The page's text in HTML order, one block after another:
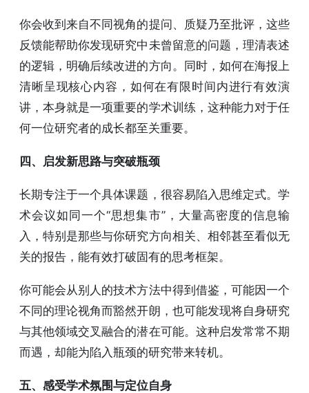
你会收到来自不同视角的提问、质疑乃至批评，这些
反馈能帮助你发现研究中未曾留意的问题，理清表述
的逻辑，明确后续改进的方向。同时，如何在海报上
清晰呈现核心内容，如何在有限时间内进行有效演
讲，本身就是一项重要的学术训练，这种能力对于任
何一位研究者的成长都至关重要。
四、启发新思路与突破瓶颈
长期专注于一个具体课题，很容易陷入思维定式。学
术会议如同一个“思想集市”，大量高密度的信息输
入，特别是那些与你研究方向相关、相邻甚至看似无
关的报告，能有效打破固有的思考框架。
你可能会从别人的技术方法中得到借鉴，可能因一个
不同的理论视角而豁然开朗，也可能发现将自身研究
与其他领域交叉融合的潜在可能。这种启发常常不期
而遇，却能为陷入瓶颈的研究带来转机。
五、感受学术氛围与定位自身